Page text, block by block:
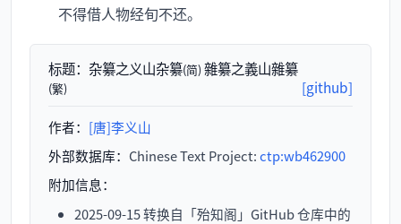
不得借人物经旬不还。
标题： 杂纂之义山杂纂(简)雜纂之義山雜纂
(繁) [github]
作者： [唐]李义山
外部数据库： Chinese Text Project:ctp:wb462900
附加信息：
2025-09-15 转换自「殆知阁」GitHub 仓库中的